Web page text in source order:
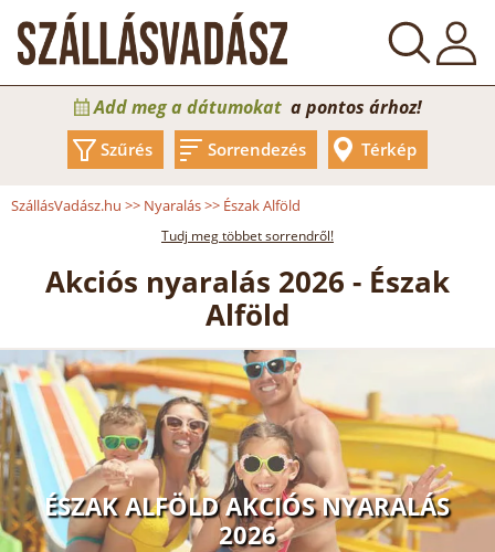
Add meg a dátumokat a pontos árhoz!
Szűrés Sorrendezés Térkép
SzállásVadász.hu >> Nyaralás>> Észak Alföld
Tudj meg többet sorrendről!
Akciós nyaralás 2026 - Észak
Alföld
ÉSZAK ALFÖLD AKCIÓS NYARALÁS
2026